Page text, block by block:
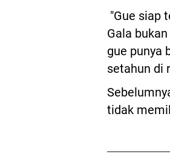
"Gue siap
Gala
gue punya
setahun di
tidak